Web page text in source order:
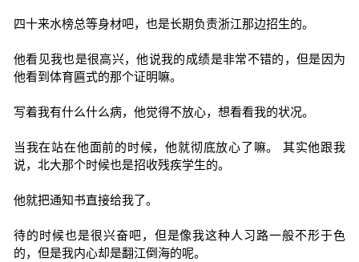
四十来水榜总等身材吧，也是长期负责浙江那边招生的。
他看见我也是很高兴，他说我的成绩是非常不错的，但是因为
他看到体育匾式的那个证明嘛。
写着我有什么什么病，他觉得不放心，想看看我的状况。
当我在站在他面前的时候，他就彻底放心了嘛。 其实他跟我
说，北大那个时候也是招收残疾学生的。
他就把通知书直接给我了。
待的时候也是很兴奋吧，但是像我这种人习路一般不形于色
的，但是我内心却是翻江倒海的呢。